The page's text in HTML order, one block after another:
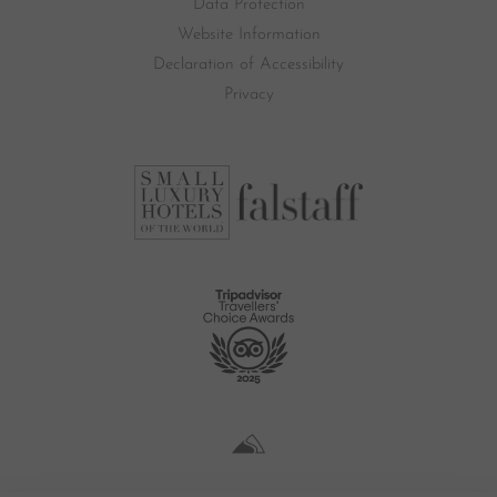
Data Protection
Website Information
Declaration of Accessibility
Privacy